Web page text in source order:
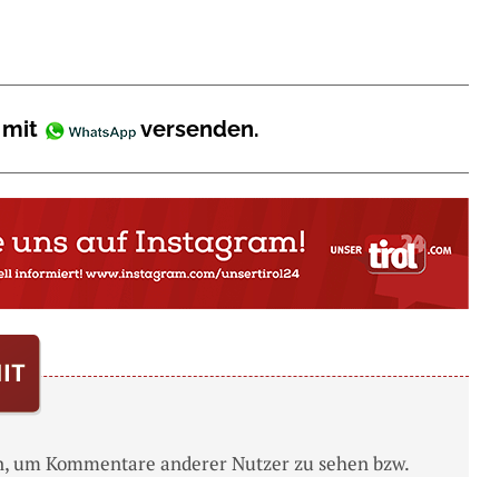
versenden.
um Kommentare anderer Nutzer zu sehen bzw.